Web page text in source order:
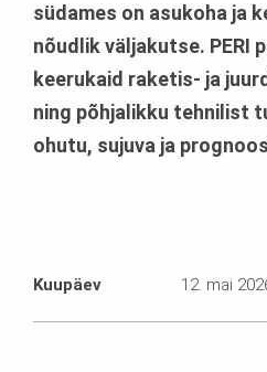
südames on asukoha ja
nõudlik väljakutse. PERI
keerukaid raketis- ja
ning põhjalikku tehnilist
ohutu, sujuva ja
Kuupäev 12. mai